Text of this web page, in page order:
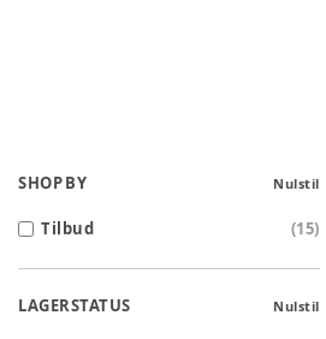
SHOP BY Nulstil
Tilbud (15)
LAGERSTATUS Nulstil